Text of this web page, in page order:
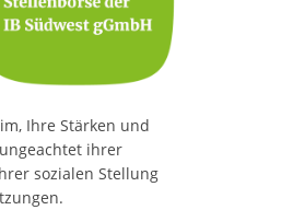
Ihre Stärken und
ihrer
sozialen Stellung